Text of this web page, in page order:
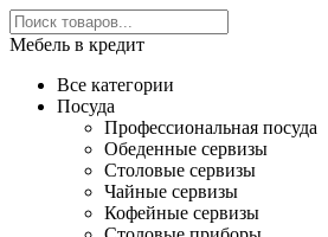
Мебель в кредит
Все категории
Посуда
Профессиональная посуда
Обеденные сервизы
Столовые сервизы
Чайные сервизы
Кофейные сервизы